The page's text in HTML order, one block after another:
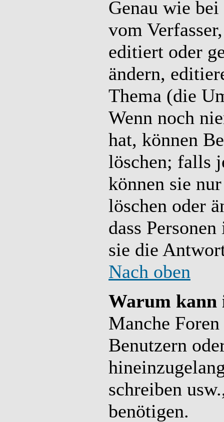
Genau wie
vom
editiert oder
ändern,
Thema (die
Wenn noch
hat, können
löschen; falls
können sie
löschen oder
dass
sie die
Nach oben
Warum kann
Manche
Benutzern
schreiben
benötigen.